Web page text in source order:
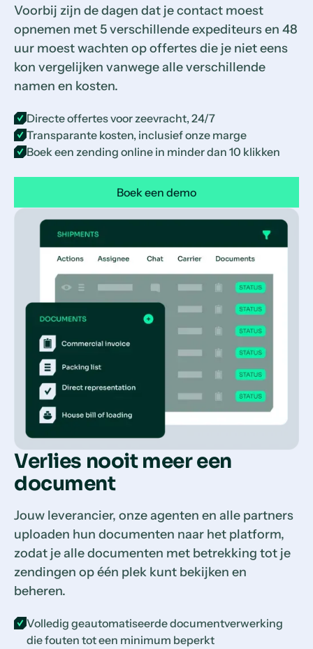
Voorbij zijn de dagen dat je contact moest
opnemen met 5 verschillende expediteurs en 48
uur moest wachten op offertes die je niet eens
kon vergelijken vanwege alle verschillende
namen en kosten.
Directe offertes voor zeevracht, 24/7
Transparante kosten, inclusief onze marge
Boek een zending online in minder dan 10 klikken
Boek een demo
Verlies nooit meer een
document
Jouw leverancier, onze agenten en alle partners
uploaden hun documenten naar het platform,
zodat je alle documenten met betrekking tot je
zendingen op één plek kunt bekijken en
beheren.
Volledig geautomatiseerde documentverwerking
die fouten tot een minimum beperkt